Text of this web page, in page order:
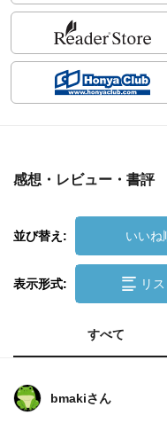
感想・レビュー・書評
並び替え: いいね
表示形式: リス
すべて
bmakiさん